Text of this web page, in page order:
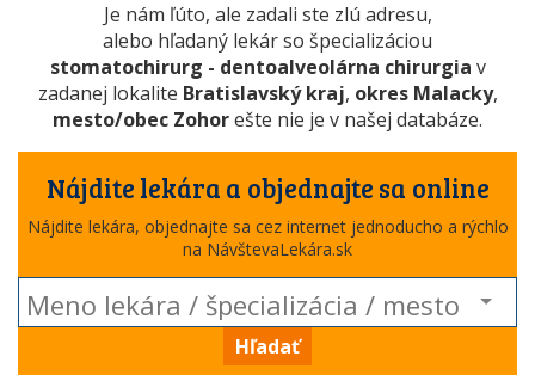
Je nám ľúto, ale zadali ste zlú adresu,
alebo hľadaný lekár so špecializáciou
stomatochirurg - dentoalveolárna chirurgia v
zadanej lokalite Bratislavský kraj, okres Malacky,
mesto/obec Zohorešte nie je v našej databáze.
Nájdite lekára a objednajte sa online
Nájdite lekára, objednajte sa cez internet jednoducho a rýchlo
na NávštevaLekára.sk
Hľadať